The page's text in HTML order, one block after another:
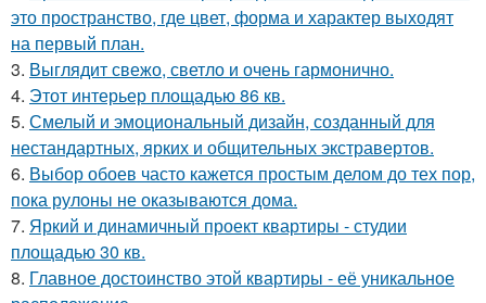
это пространство, где цвет, форма и характер выходят
на первый план.
3. Выглядит свежо, светло и очень гармонично.
4. Этот интерьер площадью 86 кв.
5. Смелый и эмоциональный дизайн, созданный для
нестандартных, ярких и общительных экстравертов.
6. Выбор обоев часто кажется простым делом до тех пор,
пока рулоны не оказываются дома.
7. Яркий и динамичный проект квартиры - студии
площадью 30 кв.
8. Главное достоинство этой квартиры - её уникальное